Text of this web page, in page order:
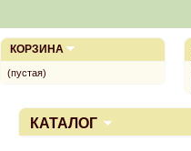
КАТАЛОГ
КОРЗИНА
(пустая)